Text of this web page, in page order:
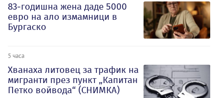
83-годишна жена даде 5000
евро на ало измамници в
Бургаско
5 часа
Хванаха литовец за трафик на
мигранти през пункт „Капитан
Петко войвода“ (СНИМКА)